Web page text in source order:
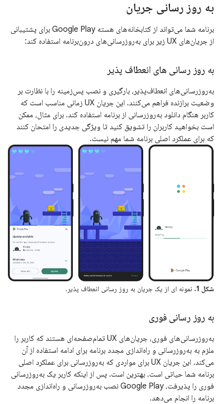
به روز رسانی جریان
برنامه شما می‌تواند از کتابخانه‌های هسته Google Play برای پشتیبانی
از جریان‌های UX زیر برای به‌روزرسانی‌های درون‌برنامه استفاده کند:
به روز رسانی های انعطاف پذیر
به‌روزرسانی‌های انعطاف‌پذیر، بارگیری و نصب پس‌زمینه را با نظارت بر
وضعیت برازنده فراهم می‌کنند. این جریان UX زمانی مناسب است که
کاربر هنگام دانلود به‌روزرسانی از برنامه استفاده کند. برای مثال، ممکن
است بخواهید کاربران را تشویق کنید تا ویژگی جدیدی را امتحان کنند
که برای عملکرد اصلی برنامه شما مهم نیست.
شکل 1. نمونه ای از یک جریان به روز رسانی انعطاف پذیر.
به روز رسانی فوری
به‌روزرسانی‌های فوری، جریان‌های UX تمام‌صفحه‌ای هستند که کاربر را
ملزم به به‌روزرسانی و راه‌اندازی مجدد برنامه برای ادامه استفاده از آن
می‌کند. این جریان UX برای مواردی که به‌روزرسانی برای عملکرد اصلی
برنامه شما حیاتی است، بهترین است. پس از اینکه کاربر یک به‌روزرسانی
فوری را پذیرفت، Google Play نصب به‌روزرسانی و راه‌اندازی مجدد
برنامه را انجام می‌دهد.